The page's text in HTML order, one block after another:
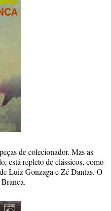
de colecionador. Mas as
está repleto de clássicos, como
Luiz Gonzaga e Zé Dantas. O